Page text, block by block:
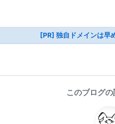
[PR] 独自ドメインは早
このブログ